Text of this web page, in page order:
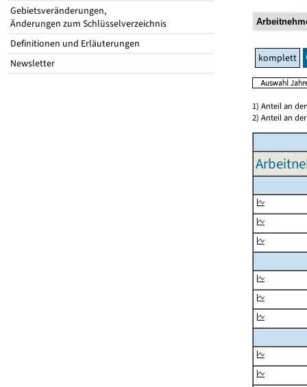
Gebietsveränderungen,
Änderungen zum Schlüsselverzeichnis
Definitionen und Erläuterungen
Newsletter
komplett
1) Anteil an
2) Anteil an